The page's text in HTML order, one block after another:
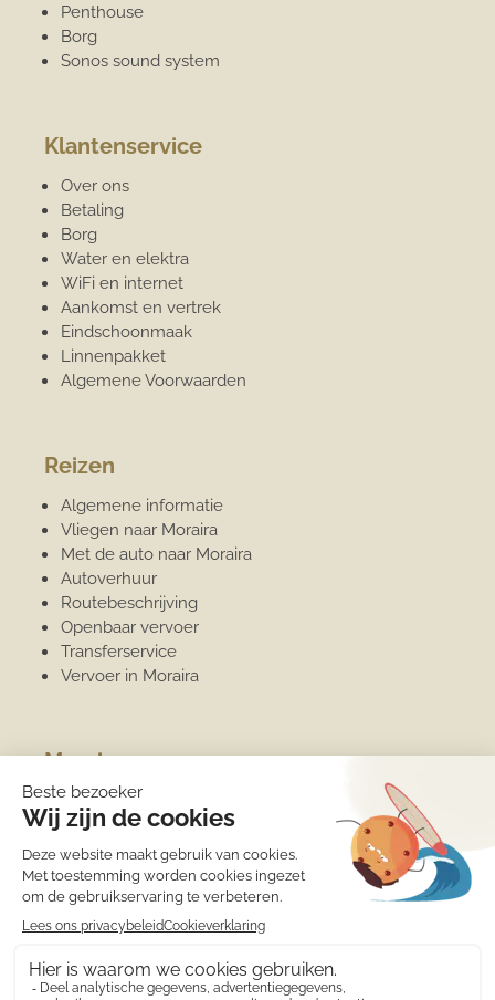
Penthouse
Borg
Sonos sound system
Klantenservice
Over ons
Betaling
Borg
Water en elektra
WiFi en internet
Aankomst en vertrek
Eindschoonmaak
Linnenpakket
Algemene Voorwaarden
Reizen
Algemene informatie
Vliegen naar Moraira
Met de auto naar Moraira
Autoverhuur
Routebeschrijving
Openbaar vervoer
Transferservice
Vervoer in Moraira
Moraira
Algemene informatie
Overwinteren
Jachthaven
Sport
Strand
Het weer
Eten en drinken
Winkels